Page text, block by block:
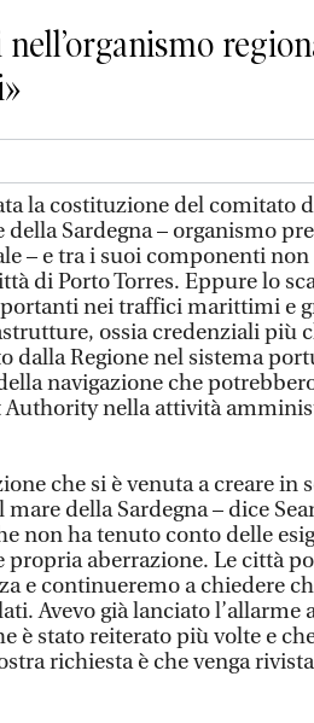
la costituzione del comitato
Sardegna – organismo
– e tra i suoi componenti non
di Porto Torres. Eppure lo
nei traffici marittimi e
ossia credenziali più
dalla Regione nel sistema
navigazione che
Authority nella attività
che si è venuta a creare in
della Sardegna – dice
non ha tenuto conto delle
propria aberrazione. Le città
e continueremo a chiedere
Avevo già lanciato l’allarme
è stato reiterato più volte e
richiesta è che venga